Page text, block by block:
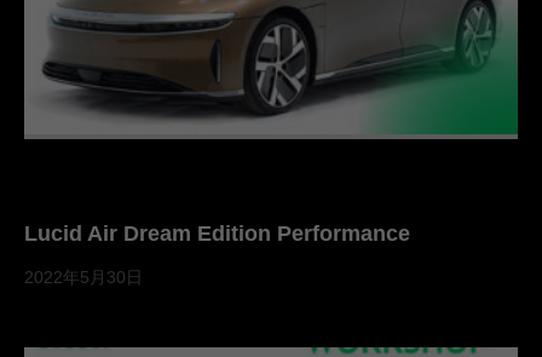
Lucid Air Dream Edition Performance
2022年5月30日